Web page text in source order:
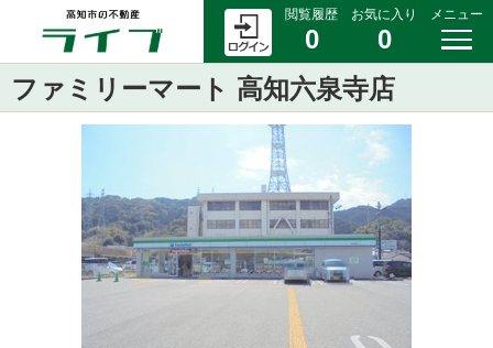
閲覧履歴
0
お気に入り
0
メニュー
ファミリーマート 高知六泉寺店